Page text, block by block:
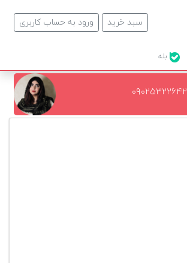
ورود به حساب کاربری سبد خرید
۰۹۰۲۵۳۲۲۶۴۲